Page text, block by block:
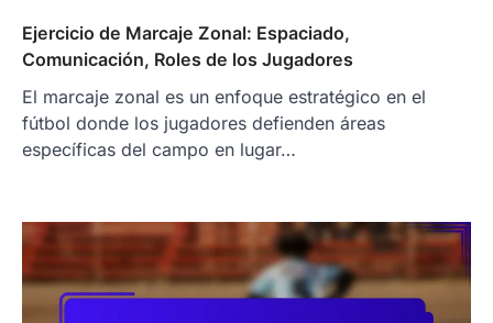
Ejercicio de Marcaje Zonal: Espaciado,
Comunicación, Roles de los Jugadores
El marcaje zonal es un enfoque estratégico en el
fútbol donde los jugadores defienden áreas
específicas del campo en lugar…